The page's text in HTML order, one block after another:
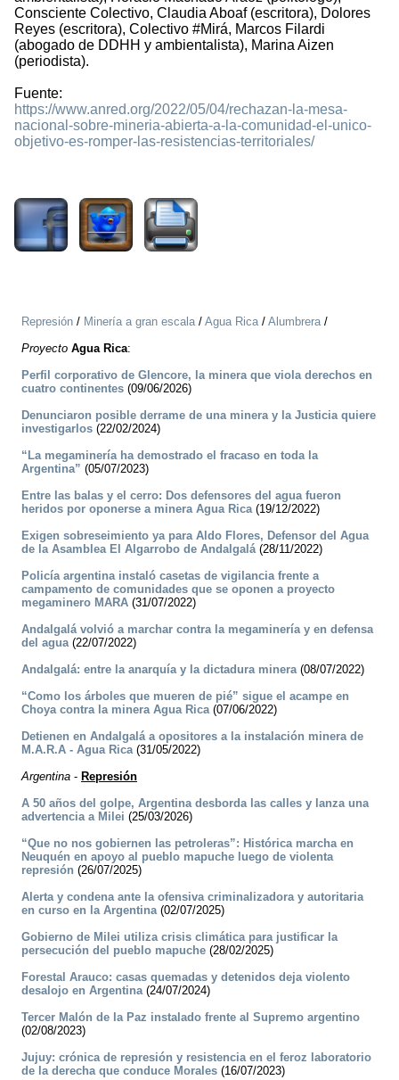
Consciente Colectivo, Claudia Aboaf (escritora), Dolores
Reyes (escritora), Colectivo #Mirá, Marcos Filardi
(abogado de DDHH y ambientalista), Marina Aizen
(periodista).
Fuente:
https://www.anred.org/2022/05/04/rechazan-la-mesa-
nacional-sobre-mineria-abierta-a-la-comunidad-el-unico-
objetivo-es-romper-las-resistencias-territoriales/
Represión / Minería a gran escala/ Agua Rica/ Alumbrera/
Proyecto Agua Rica:
Perfil corporativo de Glencore, la minera que viola derechos en
cuatro continentes (09/06/2026)
Denunciaron posible derrame de una minera y la Justicia quiere
investigarlos (22/02/2024)
“La megaminería ha demostrado el fracaso en toda la
Argentina” (05/07/2023)
Entre las balas y el cerro: Dos defensores del agua fueron
heridos por oponerse a minera Agua Rica(19/12/2022)
Exigen sobreseimiento ya para Aldo Flores, Defensor del Agua
de la Asamblea El Algarrobo de Andalgalá(28/11/2022)
Policía argentina instaló casetas de vigilancia frente a
campamento de comunidades que se oponen a proyecto
megaminero MARA (31/07/2022)
Andalgalá volvió a marchar contra la megaminería y en defensa
del agua(22/07/2022)
Andalgalá: entre la anarquía y la dictadura minera(08/07/2022)
“Como los árboles que mueren de pié” sigue el acampe en
Choya contra la minera Agua Rica(07/06/2022)
Detienen en Andalgalá a opositores a la instalación minera de
M.A.R.A - Agua Rica(31/05/2022)
Argentina - Represión
A 50 años del golpe, Argentina desborda las calles y lanza una
advertencia a Milei (25/03/2026)
“Que no nos gobiernen las petroleras”: Histórica marcha en
Neuquén en apoyo al pueblo mapuche luego de violenta
represión (26/07/2025)
Alerta y condena ante la ofensiva criminalizadora y autoritaria
en curso en la Argentina(02/07/2025)
Gobierno de Milei utiliza crisis climática para justificar la
persecución del pueblo mapuche (28/02/2025)
Forestal Arauco: casas quemadas y detenidos deja violento
desalojo en Argentina(24/07/2024)
Tercer Malón de la Paz instalado frente al Supremo argentino
(02/08/2023)
Jujuy: crónica de represión y resistencia en el feroz laboratorio
de la derecha que conduce Morales (16/07/2023)